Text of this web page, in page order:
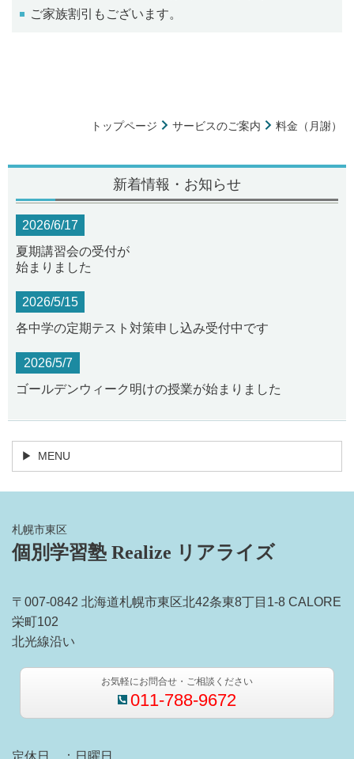
ご家族割引もございます。
トップページ サービスのご案内 料金（月謝）
新着情報・お知らせ
2026/6/17
夏期講習会の受付が
始まりました
2026/5/15
各中学の定期テスト対策申し込み受付中です
2026/5/7
ゴールデンウィーク明けの授業が始まりました
MENU
札幌市東区
個別学習塾 Realize リアライズ
〒007-0842 北海道札幌市東区北42条東8丁目1-8 CALORE
栄町102
北光線沿い
お気軽にお問合せ・ご相談ください
011-788-9672